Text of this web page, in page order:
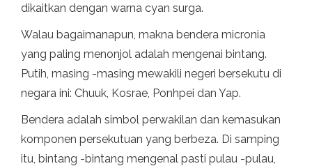
dikaitkan dengan warna cyan surga.
Walau bagaimanapun, makna bendera micronia
yang paling menonjol adalah mengenai bintang.
Putih, masing -masing mewakili negeri bersekutu di
negara ini: Chuuk, Kosrae, Ponhpei dan Yap.
Bendera adalah simbol perwakilan dan kemasukan
komponen persekutuan yang berbeza. Di samping
itu, bintang -bintang mengenal pasti pulau -pulau,